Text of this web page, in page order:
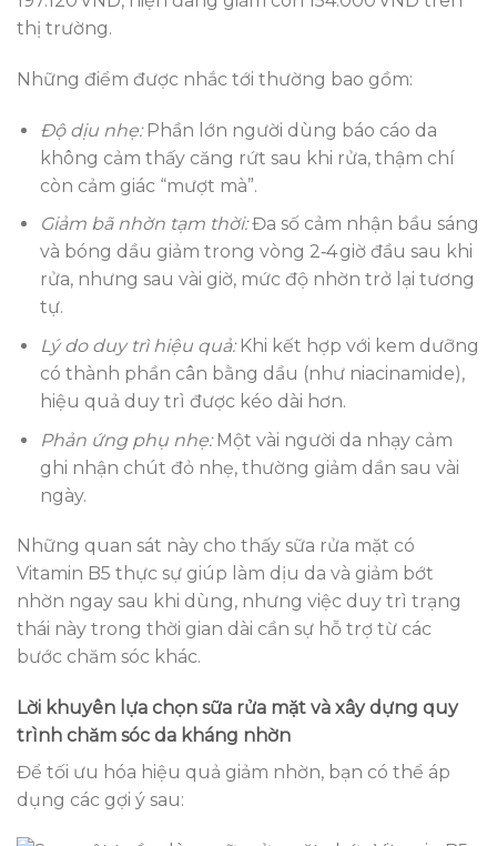
thị trường.
Những điểm được nhắc tới thường bao gồm:
Độ dịu nhẹ:Phần lớn người dùng báo cáo da
không cảm thấy căng rứt sau khi rửa, thậm chí
còn cảm giác “mượt mà”.
Giảm bã nhờn tạm thời:Đa số cảm nhận bầu sáng
và bóng dầu giảm trong vòng 2‑4 giờ đầu sau khi
rửa, nhưng sau vài giờ, mức độ nhờn trở lại tương
tự.
Lý do duy trì hiệu quả:Khi kết hợp với kem dưỡng
có thành phần cân bằng dầu (như niacinamide),
hiệu quả duy trì được kéo dài hơn.
Phản ứng phụ nhẹ:Một vài người da nhạy cảm
ghi nhận chút đỏ nhẹ, thường giảm dần sau vài
ngày.
Những quan sát này cho thấy sữa rửa mặt có
Vitamin B5 thực sự giúp làm dịu da và giảm bớt
nhờn ngay sau khi dùng, nhưng việc duy trì trạng
thái này trong thời gian dài cần sự hỗ trợ từ các
bước chăm sóc khác.
Lời khuyên lựa chọn sữa rửa mặt và xây dựng quy
trình chăm sóc da kháng nhờn
Để tối ưu hóa hiệu quả giảm nhờn, bạn có thể áp
dụng các gợi ý sau: